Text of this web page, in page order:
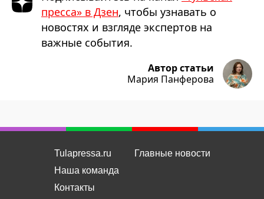
пресса» в Дзен, чтобы узнавать о
новостях и взгляде экспертов на
важные события.
Автор статьи
Мария Панферова
Tulapressa.ru
Наша команда
Контакты
Главные новости